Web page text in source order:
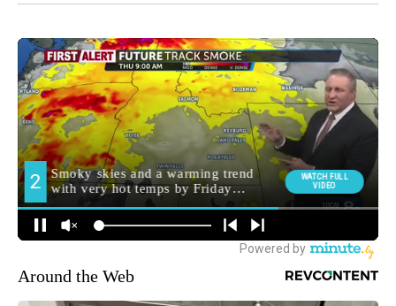
Around the Web